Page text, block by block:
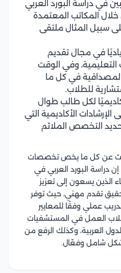
في دراسة البورد العربي
المكاتب المعتمدة
سبيل المثال ملتقى
في مجال تقديم
التعليمية، وفي الوقت
في كل ما
للطلاب.
لكل طالب طوال
الإرشادات الأكاديمية التي
التخصص الملائم
عن كل ما يخص تخصصات
إن دراسة البورد العربي في
الذين يسعون إلى تعزيز
تقدم مهني، حيث توفر
عملي وفقًا للمعايير
العمل في المستشفيات
العربية، وكذلك الرفع من
شامل وفعّال.